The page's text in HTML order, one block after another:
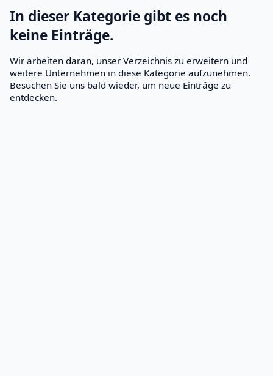
In dieser Kategorie gibt es noch
keine Einträge.
Wir arbeiten daran, unser Verzeichnis zu erweitern und
weitere Unternehmen in diese Kategorie aufzunehmen.
Besuchen Sie uns bald wieder, um neue Einträge zu
entdecken.